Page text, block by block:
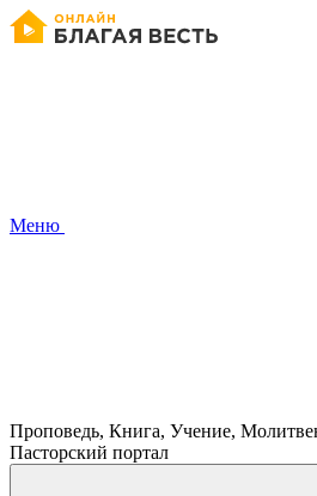
Меню
Проповедь, Книга, Учение,
Пасторский портал